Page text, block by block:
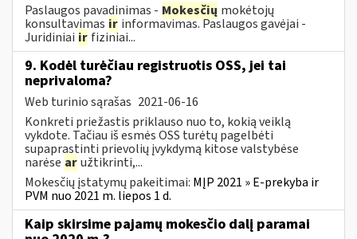
Paslaugos pavadinimas - Mokesčių mokėtojų
konsultavimas ir informavimas. Paslaugos gavėjai -
Juridiniai ir fiziniai...
9. Kodėl turėčiau registruotis OSS, jei tai
neprivaloma?
Web turinio sąrašas 2021-06-16
Konkreti priežastis priklauso nuo to, kokią veiklą
vykdote. Tačiau iš esmės OSS turėtų pagelbėti
supaprastinti prievolių įvykdymą kitose valstybėse
narėse aružtikrinti,...
Mokesčių įstatymų pakeitimai: MĮP 2021 » E-prekyba ir
PVM nuo 2021 m. liepos 1 d.
Kaip skirsime pajamų mokesčio dalį paramai